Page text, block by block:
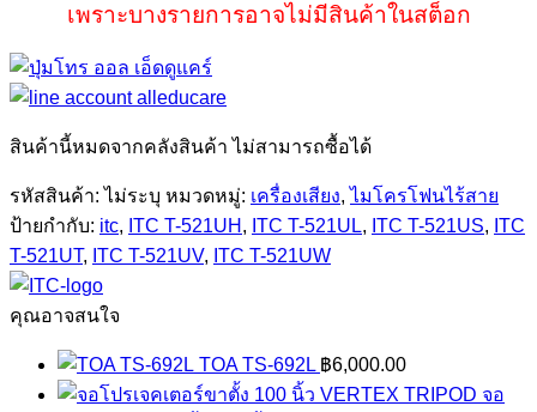
เพราะบางรายการอาจไม่มีสินค้าในสต็อก
สินค้านี้หมดจากคลังสินค้า ไม่สามารถซื้อได้
รหัสสินค้า:ไม่ระบุ หมวดหมู่: เครื่องเสียง,ไมโครโฟนไร้สาย
ป้ายกำกับ: itc, ITC T-521UH , ITC T-521UL, ITC T-521US, ITC
T-521UT, ITC T-521UV, ITC T-521UW
คุณอาจสนใจ
TOA TS-692L ฿6,000.00
จอ